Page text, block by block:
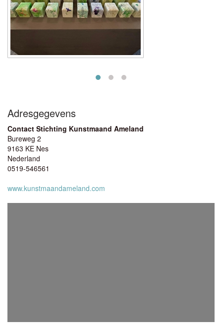
Adresgegevens
Contact Stichting Kunstmaand Ameland
Bureweg 2
9163 KE Nes
Nederland
0519-546561
www.kunstmaandameland.com